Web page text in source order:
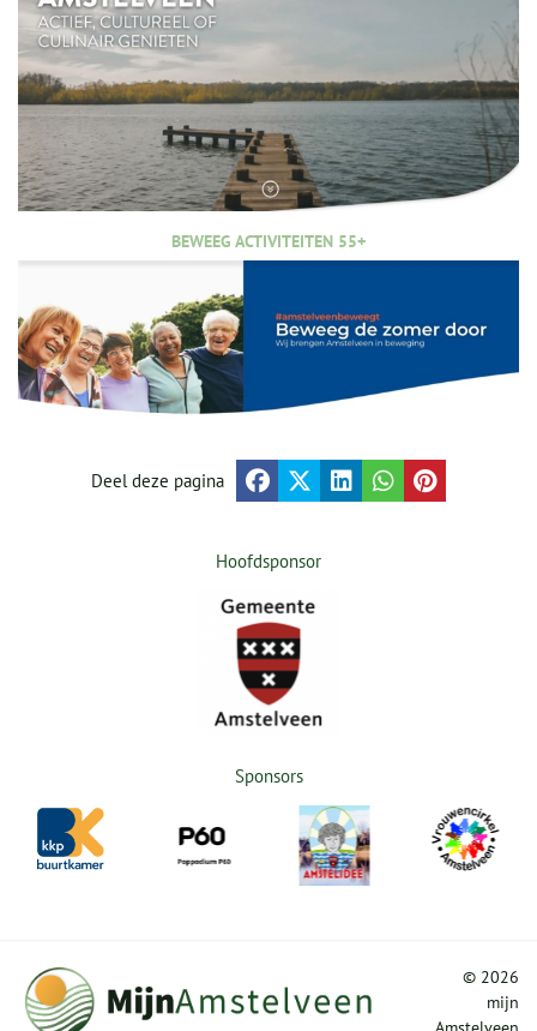
BEWEEG ACTIVITEITEN 55+
Deel deze pagina
Hoofdsponsor
Sponsors
© 2026
mijn